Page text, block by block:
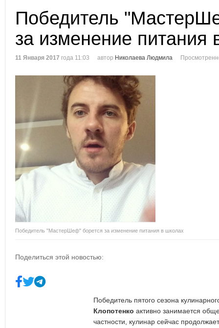
Победитель
за изменение питания
11 Января 2017 года 11:03 автор Николаева Людмила
Победитель "МастерШеф" борется за изменение питания в школах
Поделиться этой новостью:
Победитель пятого сезона
Клопотенко активно занимается
частности, кулинар сейчас